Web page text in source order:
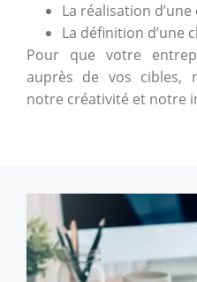
La réalisation
La définition d’une
Pour que votre
auprès de vos cibles,
notre créativité et notre